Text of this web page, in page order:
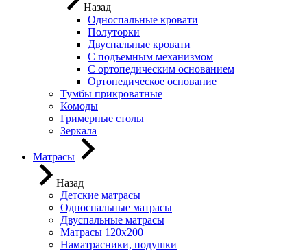
Назад
Односпальные кровати
Полуторки
Двуспальные кровати
С подъемным механизмом
С ортопедическим основанием
Ортопедическое основание
Тумбы прикроватные
Комоды
Гримерные столы
Зеркала
Матрасы
Назад
Детские матрасы
Односпальные матрасы
Двуспальные матрасы
Матрасы 120х200
Наматрасники, подушки